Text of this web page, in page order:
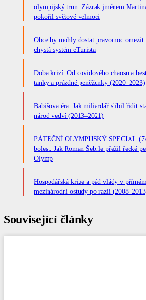
olympijský trůn. Zázrak jménem
pokořil světové velmoci
Obce by mohly dostat pravomoc
chystá systém eTurista
Doba krizí. Od covidového chaosu a
tanky a prázdné peněženky (2020–2023)
Babišova éra. Jak miliardář slíbil řídit
národ vedví (2013–2021)
PÁTEČNÍ OLYMPIJSKÝ SPECIÁL
bolest. Jak Roman Šebrle přežil řecké
Olymp
Hospodářská krize a pád vlády v
mezinárodní ostudy po razii
Související články